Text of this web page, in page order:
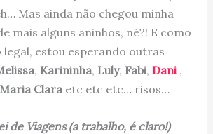
Mas ainda não chegou minha
mais alguns aninhos, né?! E como
legal, estou esperando outras
, Karininha, Luly, Fabi, Dani ,
Maria Claraetc etc etc… risos…
de Viagens (a trabalho, é claro!)